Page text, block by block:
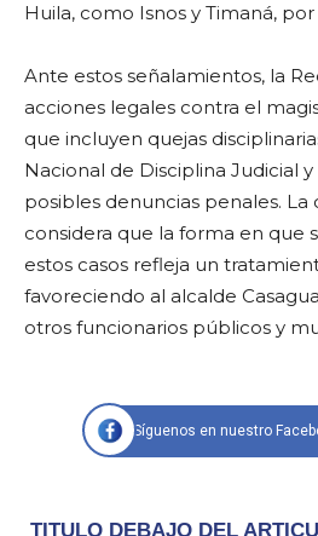
Huila, como Isnos y Timaná,
Ante estos señalamientos, la
acciones legales contra el
que incluyen quejas
Nacional de Disciplina Judicial
posibles denuncias penales. La
considera que la forma en que
estos casos refleja un
favoreciendo al alcalde
otros funcionarios públicos y
Síguenos en nuestro